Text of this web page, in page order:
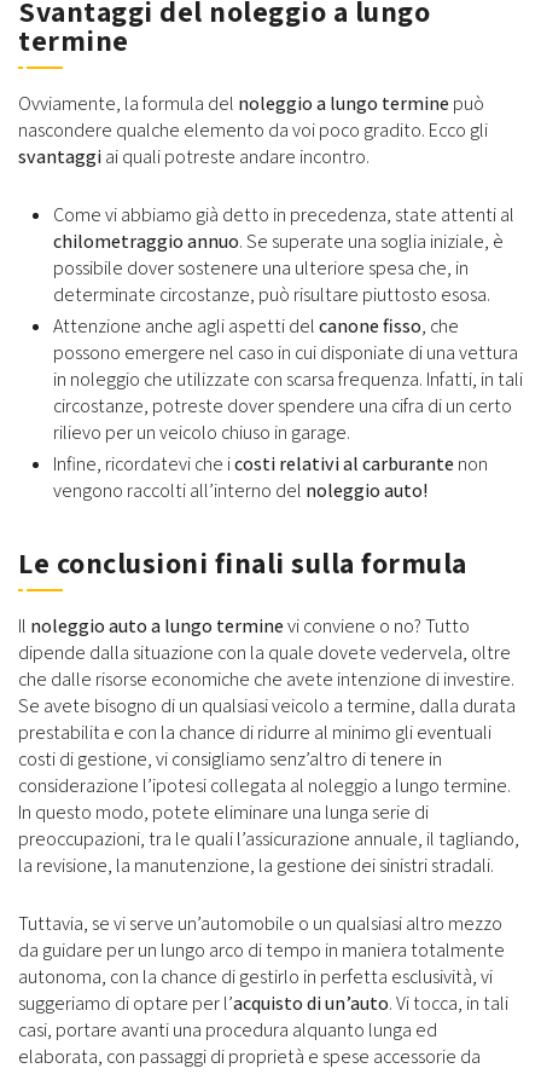
Svantaggi del noleggio a lungo
termine
Ovviamente, la formula del noleggio a lungo terminepuò
nascondere qualche elemento da voi poco gradito. Ecco gli
svantaggiai quali potreste andare incontro.
Come vi abbiamo già detto in precedenza, state attenti al
chilometraggio annuo. Se superate una soglia iniziale, è
possibile dover sostenere una ulteriore spesa che, in
determinate circostanze, può risultare piuttosto esosa.
Attenzione anche agli aspetti delcanone fisso, che
possono emergere nel caso in cui disponiate di una vettura
in noleggio che utilizzate con scarsa frequenza. Infatti, in tali
circostanze, potreste dover spendere una cifra di un certo
rilievo per un veicolo chiuso in garage.
Infine, ricordatevi che icosti relativi al carburantenon
vengono raccolti all’interno del noleggio auto!
Le conclusioni finali sulla formula
Il noleggio auto a lungo terminevi conviene o no? Tutto
dipende dalla situazione con la quale dovete vedervela, oltre
che dalle risorse economiche che avete intenzione di investire.
Se avete bisogno di un qualsiasi veicolo a termine, dalla durata
prestabilita e con la chance di ridurre al minimo gli eventuali
costi di gestione, vi consigliamo senz’altro di tenere in
considerazione l’ipotesi collegata al noleggio a lungo termine.
In questo modo, potete eliminare una lunga serie di
preoccupazioni, tra le quali l’assicurazione annuale, il tagliando,
la revisione, la manutenzione, la gestione dei sinistri stradali.
Tuttavia, se vi serve un’automobile o un qualsiasi altro mezzo
da guidare per un lungo arco di tempo in maniera totalmente
autonoma, con la chance di gestirlo in perfetta esclusività, vi
suggeriamo di optare per l’acquisto di un’auto. Vi tocca, in tali
casi, portare avanti una procedura alquanto lunga ed
elaborata, con passaggi di proprietà e spese accessorie da